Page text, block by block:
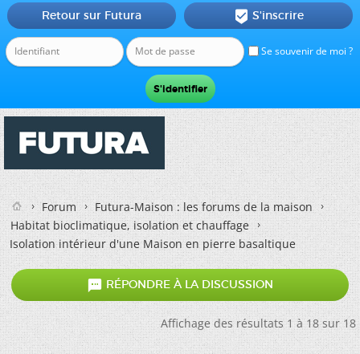
Se souvenir de moi ?
Retour sur Futura  S'inscrire
Forum
Futura-Maison : les forums de la maison
Habitat bioclimatique, isolation et chauffage
Isolation intérieur d'une Maison en pierre basaltique
 RÉPONDRE À LA DISCUSSION
Affichage des résultats 1 à 18 sur 18